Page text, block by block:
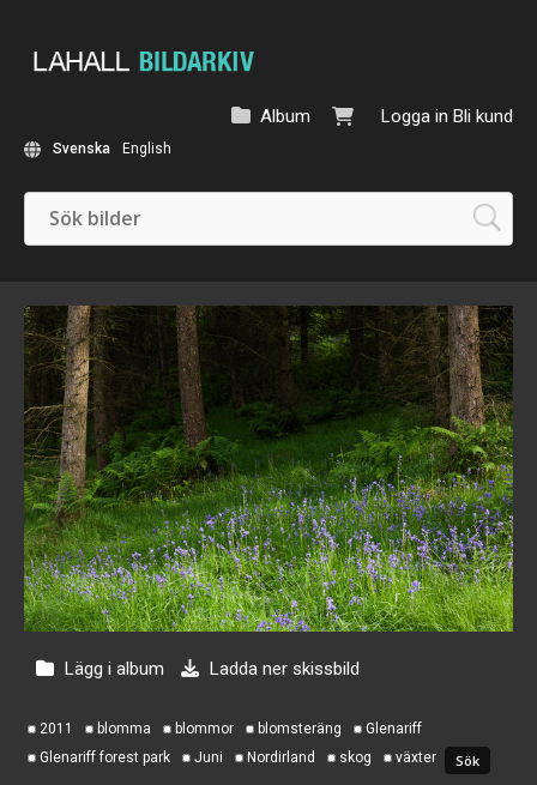
Logga in Bli kund
Album
Svenska English
Lägg i album Ladda ner skissbild
2011 blomma blommor blomsteräng
Glenariff
Glenariff forest park
Juni Nordirland skog växter